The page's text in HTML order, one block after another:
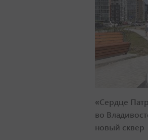
«Сердце
во
новый сквер